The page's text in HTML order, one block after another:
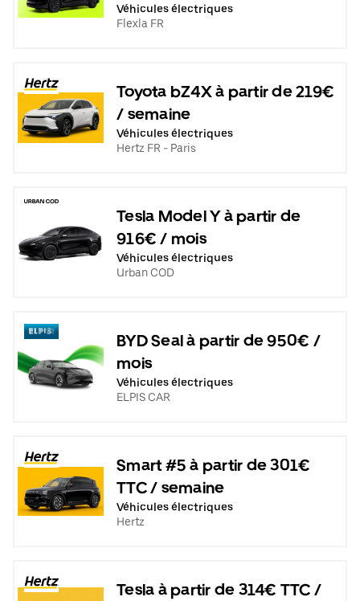
Véhicules électriques
Flexla FR
Toyota bZ4X à partir de 219€
/ semaine
Véhicules électriques
Hertz FR - Paris
Tesla Model Y à partir de
916€ / mois
Véhicules électriques
Urban COD
BYD Seal à partir de 950€ /
mois
Véhicules électriques
ELPIS CAR
Smart #5 à partir de 301€
TTC / semaine
Véhicules électriques
Hertz
Tesla à partir de 314€ TTC /